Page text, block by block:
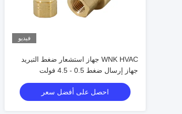
فيديو
WNK HVAC جهاز استشعار ضغط التبريد
جهاز إرسال ضغط 0.5 - 4.5 فولت
احصل على أفضل سعر